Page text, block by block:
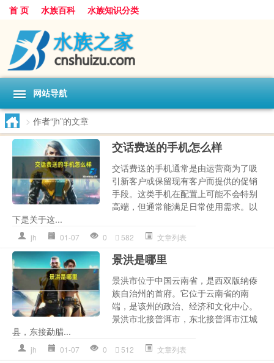
首 页 水族百科 水族知识分类
网站导航
> 作者“jh”的文章
交话费送的手机怎么样
交话费送的手机通常是由运营商为了吸
引新客户或保留现有客户而提供的促销
手段。这类手机在配置上可能不会特别
高端，但通常能满足日常使用需求。以
下是关于这...
jh 01-07 0 582 文章列表
景洪是哪里
景洪市位于中国云南省，是西双版纳傣
族自治州的首府。它位于云南省的南
端，是该州的政治、经济和文化中心。
景洪市北接普洱市，东北接普洱市江城
县，东接勐腊...
jh 01-07 0 512 文章列表